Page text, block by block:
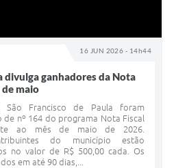
16 JUN 2026 - 14h44
divulga ganhadores da Nota
de maio
São Francisco de Paula foram
nº 164 do programa Nota Fiscal
ao mês de maio de 2026.
do município estão
no valor de R$ 500,00 cada. Os
em até 90 dias,...